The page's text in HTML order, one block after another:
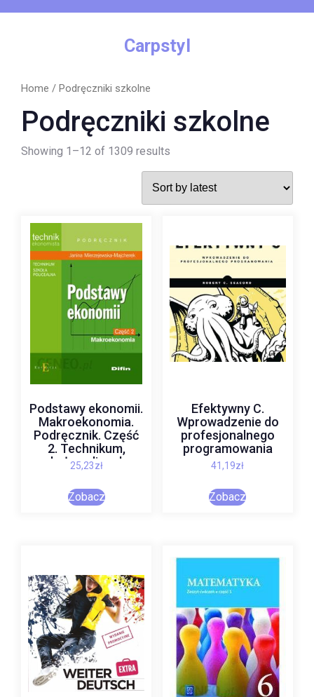
Carpstyl
Home / Podręczniki szkolne
Podręczniki szkolne
Showing 1–12 of 1309 results
Podstawy ekonomii.
Makroekonomia.
Podręcznik. Część
2. Technikum,
szkoła policealna
25,23zł
Zobacz
Efektywny C.
Wprowadzenie do
profesjonalnego
programowania
41,19zł
Zobacz